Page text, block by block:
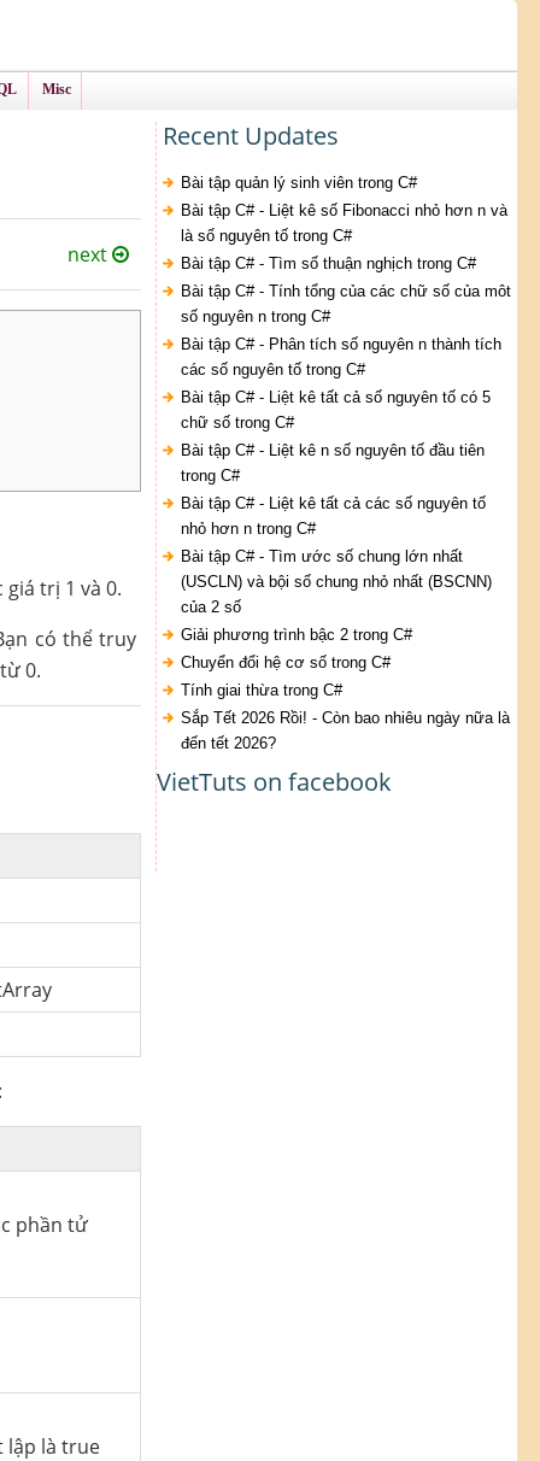
Misc
next
trị 1 và 0.
có thể truy
0.
phần tử
lập là true
Recent Updates
Bài tập quản lý sinh viên trong C#
Bài tập C# - Liệt kê số Fibonacci nhỏ hơn n và
là số nguyên tố trong C#
Bài tập C# - Tìm số thuận nghịch trong C#
Bài tập C# - Tính tổng của các chữ số của môt
số nguyên n trong C#
Bài tập C# - Phân tích số nguyên n thành tích
các số nguyên tố trong C#
Bài tập C# - Liệt kê tất cả số nguyên tố có 5
chữ số trong C#
Bài tập C# - Liệt kê n số nguyên tố đầu tiên
trong C#
Bài tập C# - Liệt kê tất cả các số nguyên tố
nhỏ hơn n trong C#
Bài tập C# - Tìm ước số chung lớn nhất
(USCLN) và bội số chung nhỏ nhất (BSCNN)
của 2 số
Giải phương trình bậc 2 trong C#
Chuyển đổi hệ cơ số trong C#
Tính giai thừa trong C#
Sắp Tết 2026 Rồi! - Còn bao nhiêu ngày nữa là
đến tết 2026?
VietTuts on facebook